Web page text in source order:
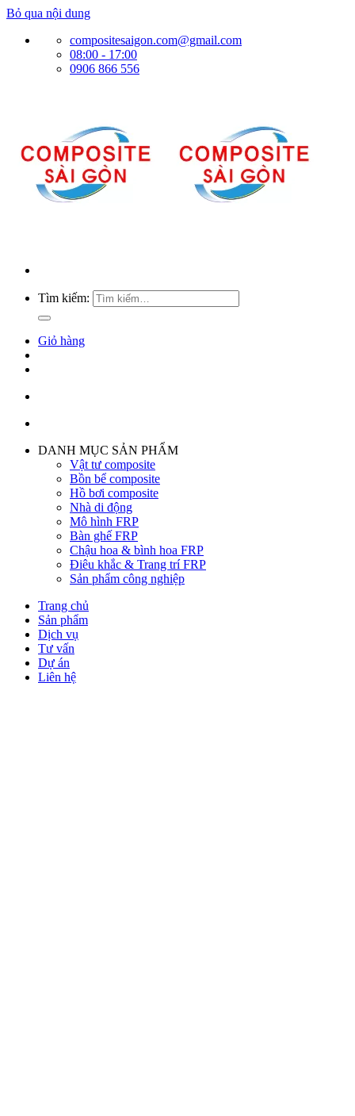
Bỏ qua nội dung
compositesaigon.com@gmail.com
08:00 - 17:00
0906 866 556
Tìm kiếm:
Giỏ hàng
DANH MỤC SẢN PHẨM
Vật tư composite
Bồn bể composite
Hồ bơi composite
Nhà di động
Mô hình FRP
Bàn ghế FRP
Chậu hoa & bình hoa FRP
Điêu khắc & Trang trí FRP
Sản phẩm công nghiệp
Trang chủ
Sản phẩm
Dịch vụ
Tư vấn
Dự án
Liên hệ